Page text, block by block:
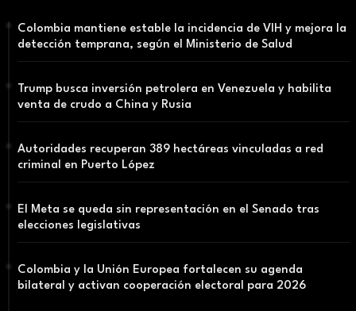
Colombia mantiene estable la incidencia de VIH y mejora la
detección temprana, según el Ministerio de Salud
Trump busca inversión petrolera en Venezuela y habilita
venta de crudo a China y Rusia
Autoridades recuperan 389 hectáreas vinculadas a red
criminal en Puerto López
El Meta se queda sin representación en el Senado tras
elecciones legislativas
Colombia y la Unión Europea fortalecen su agenda
bilateral y activan cooperación electoral para 2026